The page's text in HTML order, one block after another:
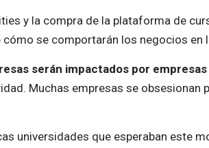
y la compra de la plataforma de
se comportarán los negocios en
serán impactados por
Muchas empresas se obsesionan
universidades que esperaban este